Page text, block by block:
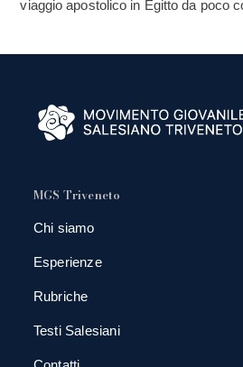
viaggio apostolico in Egitto da poco
MGS Triveneto
Chi siamo
Esperienze
Rubriche
Testi Salesiani